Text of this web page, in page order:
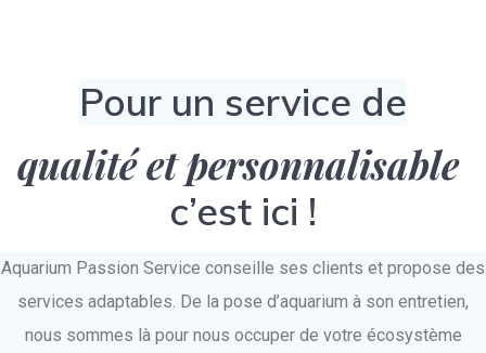
Pour un service de
qualité et personnalisable
c’est ici !
Aquarium Passion Service conseille ses clients et propose des
services adaptables. De la pose d’aquarium à son entretien,
nous sommes là pour nous occuper de votre écosystème